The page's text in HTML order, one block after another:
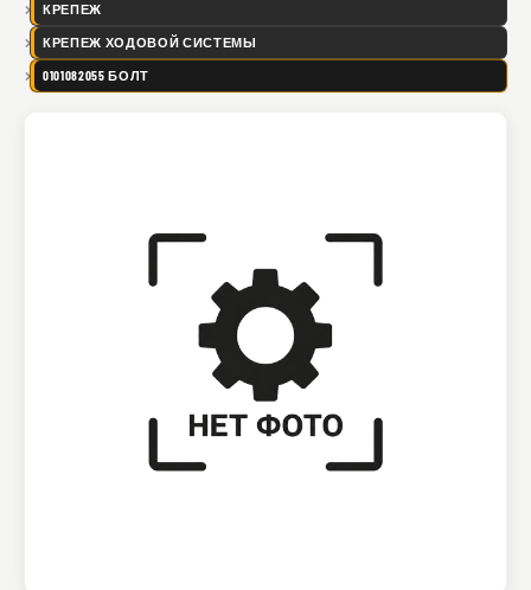
КРЕПЕЖ
КРЕПЕЖ ХОДОВОЙ СИСТЕМЫ
0101082055 БОЛТ